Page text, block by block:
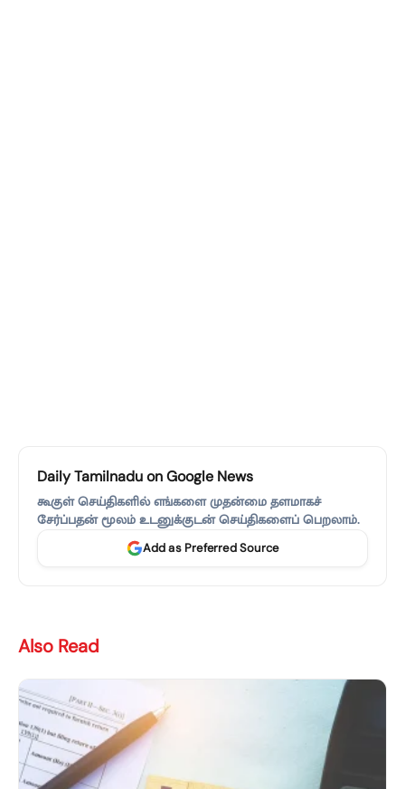
Daily Tamilnadu on Google News
கூகுள் செய்திகளில் எங்களை முதன்மை தளமாகச்
சேர்ப்பதன் மூலம் உடனுக்குடன் செய்திகளைப் பெறலாம்.
Add as Preferred Source
Also Read